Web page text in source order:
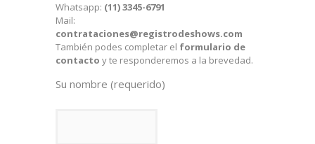
Whatsapp: (11) 3345-6791
Mail:
contrataciones@registrodeshows.com
También podes completar el formulario de
contacto y te responderemos a la brevedad.
Su nombre (requerido)